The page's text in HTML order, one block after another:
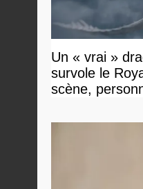
Un « vrai »
survole le
scène,